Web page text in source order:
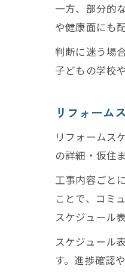
一方、部分的
や健康面にも
判断に迷う場
子どもの学校
リフォーム
リフォームス
の詳細・仮住
工事内容ごと
ことで、コミ
スケジュール
スケジュール
す。進捗確認